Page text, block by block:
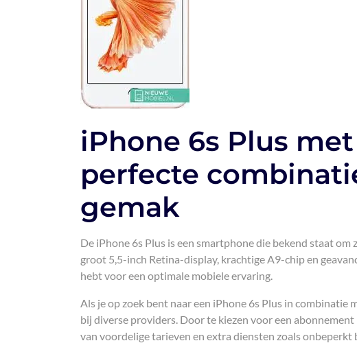
iPhone 6s Plus
perfecte
gemak
De iPhone 6s Plus is een smartphone die bekend staat
groot 5,5-inch Retina-display, krachtige A9-chip en
hebt voor een optimale mobiele ervaring.
Als je op zoek bent naar een iPhone 6s Plus in
bij diverse providers. Door te kiezen voor een
van voordelige tarieven en extra diensten zoals